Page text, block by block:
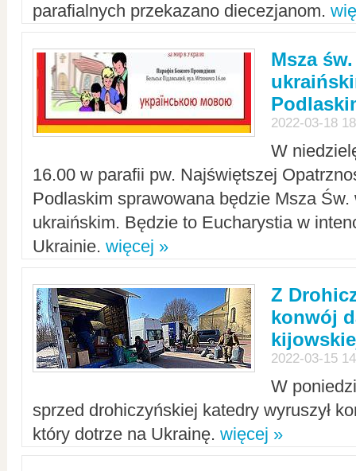
parafialnych przekazano diecezjanom.
Msza
2022-03-18
W
16.00 w parafii pw. Najświętszej
Podlaskim sprawowana będzie Msza Św.
ukraińskim. Będzie to Eucharystia w
Ukrainie. więcej »
Z
konwój
2022-03-15
W
sprzed drohiczyńskiej katedry wyruszył
który dotrze na Ukrainę. więcej »